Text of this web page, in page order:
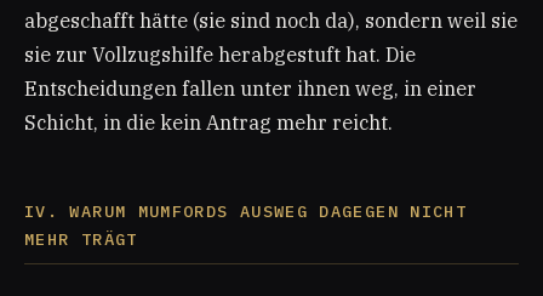
abgeschafft hätte (sie sind noch da), sondern weil sie
sie zur Vollzugshilfe herabgestuft hat. Die
Entscheidungen fallen unter ihnen weg, in einer
Schicht, in die kein Antrag mehr reicht.
IV. WARUM MUMFORDS AUSWEG DAGEGEN NICHT
MEHR TRÄGT